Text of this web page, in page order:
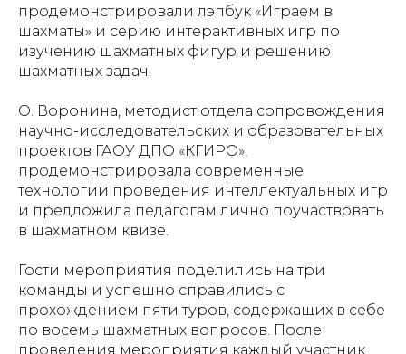
продемонстрировали лэпбук «Играем в
шахматы» и серию интерактивных игр по
изучению шахматных фигур и решению
шахматных задач.
О. Воронина, методист отдела сопровождения
научно-исследовательских и образовательных
проектов ГАОУ ДПО «КГИРО»,
продемонстрировала современные
технологии проведения интеллектуальных игр
и предложила педагогам лично поучаствовать
в шахматном квизе.
Гости мероприятия поделились на три
команды и успешно справились с
прохождением пяти туров, содержащих в себе
по восемь шахматных вопросов. После
проведения мероприятия каждый участник